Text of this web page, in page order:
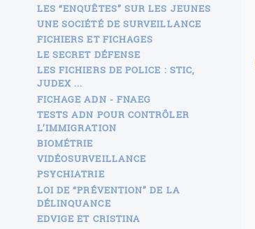
LES “ENQUÊTES” SUR LES JEUNES
UNE SOCIÉTÉ DE SURVEILLANCE
FICHIERS ET FICHAGES
LE SECRET DÉFENSE
LES FICHIERS DE POLICE : STIC,
JUDEX ...
FICHAGE ADN - FNAEG
TESTS ADN POUR CONTRÔLER
L’IMMIGRATION
BIOMÉTRIE
VIDÉOSURVEILLANCE
PSYCHIATRIE
LOI DE “PRÉVENTION” DE LA
DÉLINQUANCE
EDVIGE ET CRISTINA